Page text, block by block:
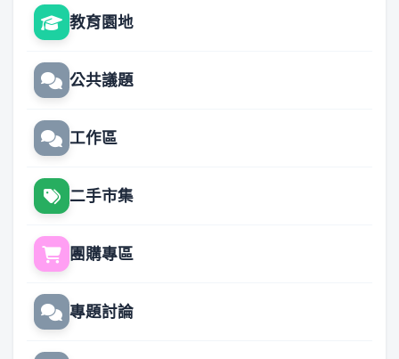
教育園地
公共議題
工作區
二手市集
團購專區
專題討論